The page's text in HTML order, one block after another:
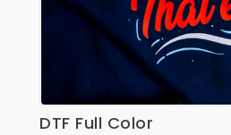
Faldas
Gorras
Indumentaria Mundialista
Jackets
DTF Full Color